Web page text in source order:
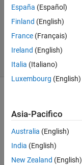
Aggiornato
15
Visualizzazioni
(30 giorni)
meno
recenti
España (Español)
Finland (English)
France (Français)
Ireland (English)
Italia (Italiano)
Luxembourg (English)
Asia-Pacifico
Australia (English)
India (English)
New Zealand (English)